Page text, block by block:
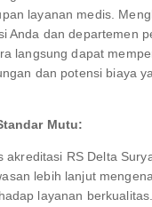
layanan medis.
Anda dan departemen
langsung dapat
dan potensi biaya
Mutu:
akreditasi RS Delta
lebih lanjut
layanan